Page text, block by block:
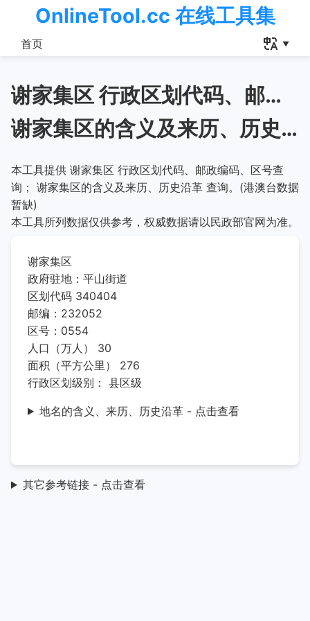
OnlineTool.cc 在线工具集
首页
谢家集区 行政区划代码、邮政编码、区号查询
谢家集区的含义及来历、历史沿革
本工具提供 谢家集区 行政区划代码、邮政编码、区号查
询； 谢家集区的含义及来历、历史沿革 查询。(港澳台数据
暂缺)
本工具所列数据仅供参考，权威数据请以民政部官网为准。
谢家集区
政府驻地：平山街道
区划代码 340404
邮编：232052
区号：0554
人口（万人） 30
面积（平方公里） 276
行政区划级别： 县区级
地名的含义、来历、历史沿革 - 点击查看
其它参考链接 - 点击查看